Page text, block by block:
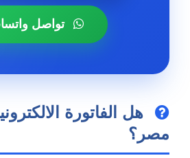
تواصل
هل الفاتورة
مصر؟